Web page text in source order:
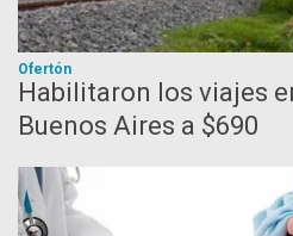
Ofertón
Habilitaron los viajes
Buenos Aires a $690